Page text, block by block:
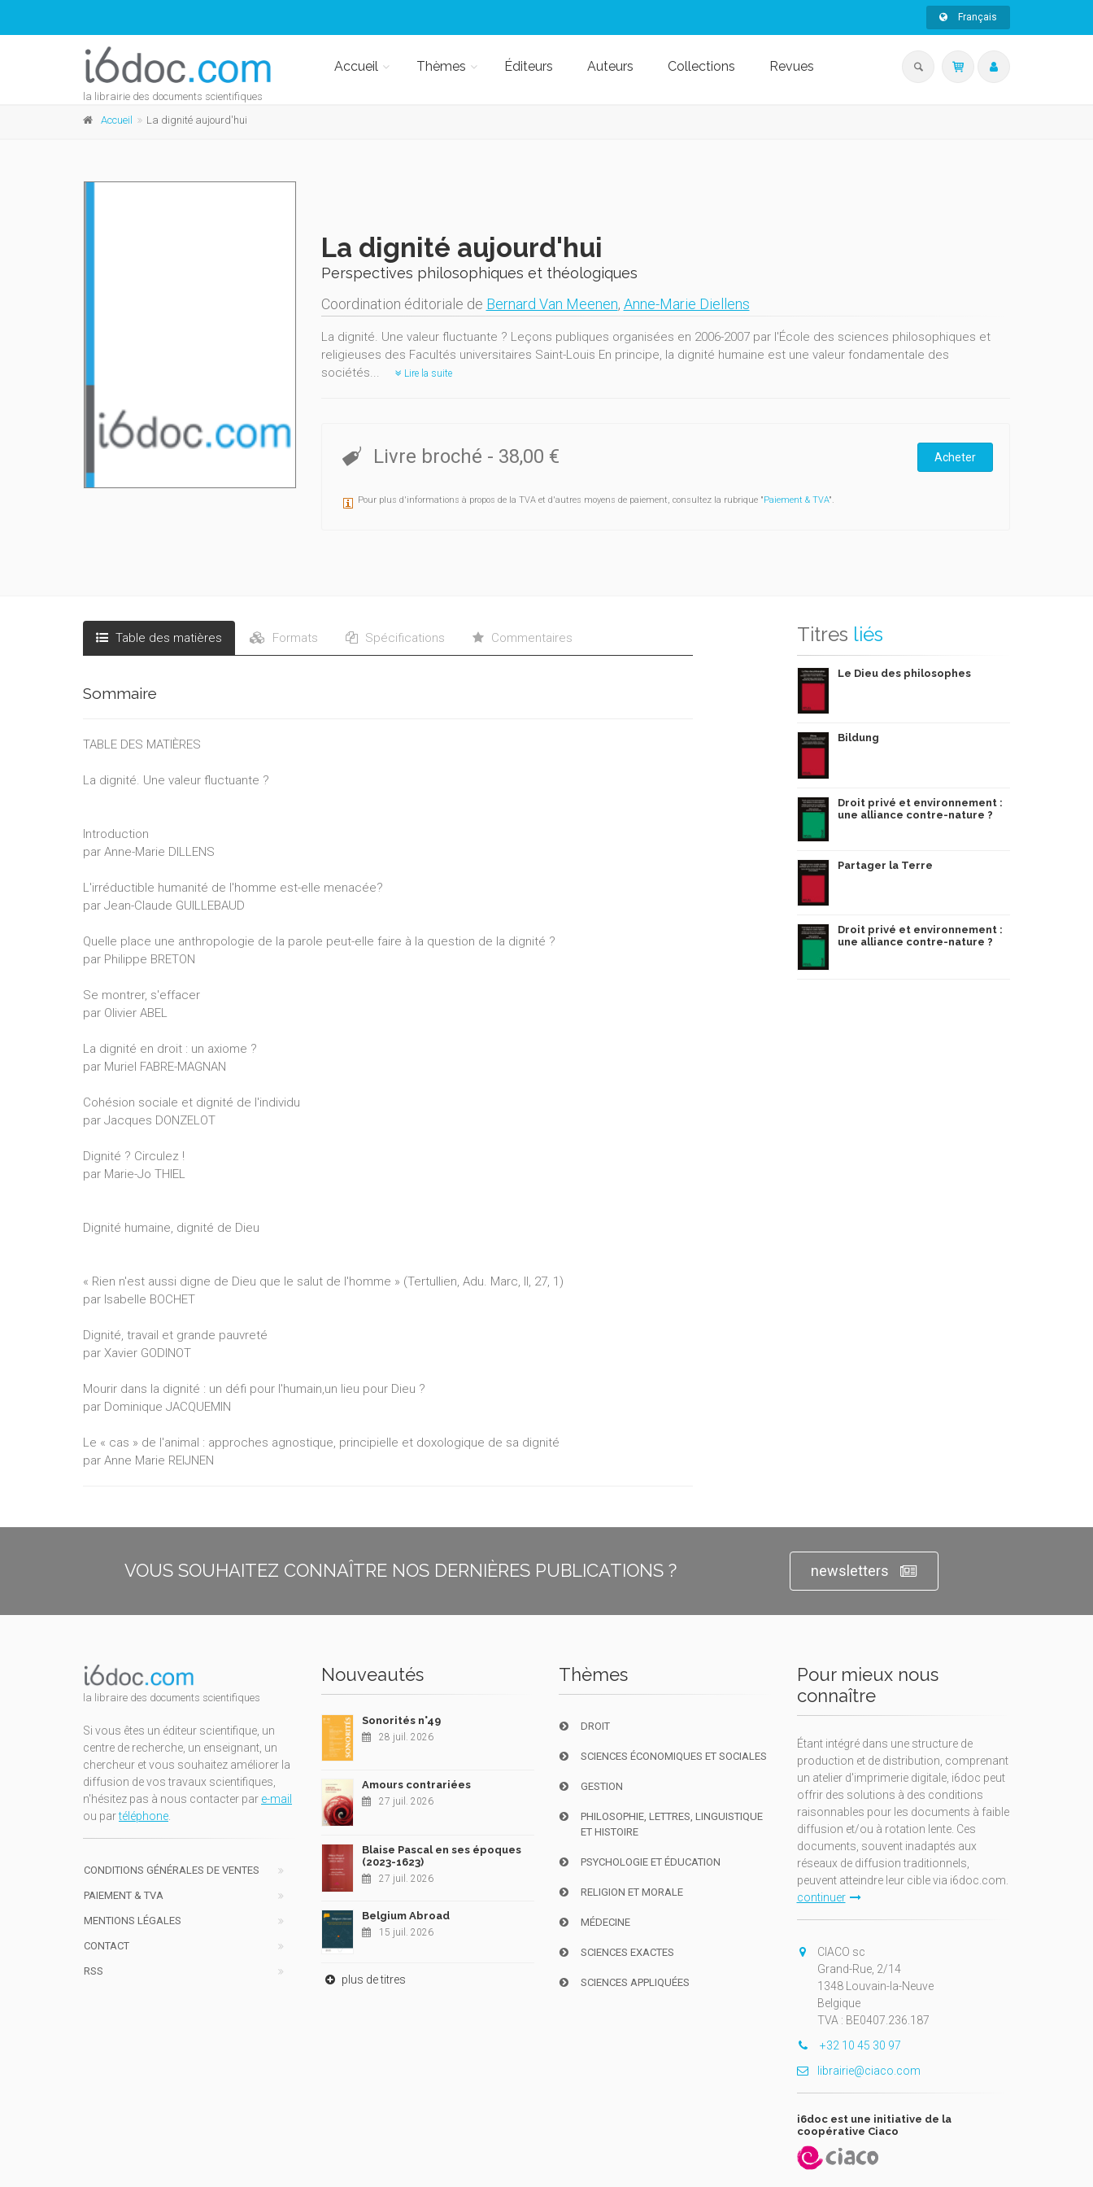
Français
la librairie des documents scientifiques
Accueil Thèmes Éditeurs Auteurs Collections Revues
Accueil La dignité aujourd'hui
La dignité aujourd'hui
Perspectives philosophiques et théologiques
Coordination éditoriale de Bernard Van Meenen, Anne-Marie Diellens
La dignité. Une valeur fluctuante ? Leçons publiques organisées en 2006-2007 par l'École des sciences philosophiques et
religieuses des Facultés universitaires Saint-Louis En principe, la dignité humaine est une valeur fondamentale des
sociétés...
Lire la suite
Livre broché - 38,00 € Acheter
Pour plus d'informations à propos de la TVA et d'autres moyens de paiement, consultez la rubrique "Paiement & TVA".
Table des matières Formats Spécifications Commentaires
Sommaire
TABLE DES MATIÈRES
La dignité. Une valeur fluctuante ?
Introduction
par Anne-Marie DILLENS
L'irréductible humanité de l'homme est-elle menacée?
par Jean-Claude GUILLEBAUD
Quelle place une anthropologie de la parole peut-elle faire à la question de la dignité ?
par Philippe BRETON
Se montrer, s'effacer
par Olivier ABEL
La dignité en droit : un axiome ?
par Muriel FABRE-MAGNAN
Cohésion sociale et dignité de l'individu
par Jacques DONZELOT
Dignité ? Circulez !
par Marie-Jo THIEL
Dignité humaine, dignité de Dieu
« Rien n'est aussi digne de Dieu que le salut de l'homme » (Tertullien, Adu. Marc, II, 27, 1)
par Isabelle BOCHET
Dignité, travail et grande pauvreté
par Xavier GODINOT
Mourir dans la dignité : un défi pour l'humain,un lieu pour Dieu ?
par Dominique JACQUEMIN
Le « cas » de l'animal : approches agnostique, principielle et doxologique de sa dignité
par Anne Marie REIJNEN
Titres liés
Le Dieu des philosophes
Bildung
Droit privé et environnement :
une alliance contre-nature ?
Partager la Terre
Droit privé et environnement :
une alliance contre-nature ?
VOUS SOUHAITEZ CONNAÎTRE NOS DERNIÈRES PUBLICATIONS ? newsletters
la libraire des documents scientifiques
Si vous êtes un éditeur scientifique, un
centre de recherche, un enseignant, un
chercheur et vous souhaitez améliorer la
diffusion de vos travaux scientifiques,
n'hésitez pas à nous contacter par e-mail
ou partéléphone.
CONDITIONS GÉNÉRALES DE VENTES
PAIEMENT & TVA
MENTIONS LÉGALES
CONTACT
RSS
Nouveautés
Sonorités n°49
28 juil. 2026
Amours contrariées
27 juil. 2026
Blaise Pascal en ses époques
(2023-1623)
27 juil. 2026
Belgium Abroad
15 juil. 2026
plus de titres
Thèmes
DROIT
SCIENCES ÉCONOMIQUES ET SOCIALES
GESTION
PHILOSOPHIE, LETTRES, LINGUISTIQUE
ET HISTOIRE
PSYCHOLOGIE ET ÉDUCATION
RELIGION ET MORALE
MÉDECINE
SCIENCES EXACTES
SCIENCES APPLIQUÉES
Pour mieux nous
connaître
Étant intégré dans une structure de
production et de distribution, comprenant
un atelier d'imprimerie digitale, i6doc peut
offrir des solutions à des conditions
raisonnables pour les documents à faible
diffusion et/ou à rotation lente. Ces
documents, souvent inadaptés aux
réseaux de diffusion traditionnels,
peuvent atteindre leur cible via i6doc.com.
continuer
CIACO sc
Grand-Rue, 2/14
1348 Louvain-la-Neuve
Belgique
TVA : BE0407.236.187
+32 10 45 30 97
librairie@ciaco.com
i6doc est une initiative de la
coopérative Ciaco